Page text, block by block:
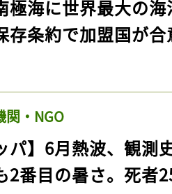
極海に世界最大の
存条約で加盟国が合
関・NGO
パ】6月熱波、観
2番目の暑さ。死者
会員登録